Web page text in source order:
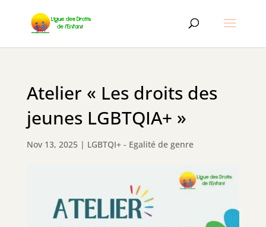
Atelier « Les droits des
jeunes LGBTQIA+ »
Nov 13, 2025| LGBTQI+ - Egalité de genre